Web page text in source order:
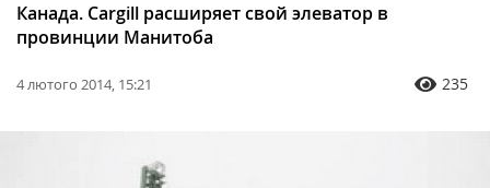
Канада. Cargill расширяет свой элеватор в
провинции Манитоба
4 лютого 2014, 15:21 235